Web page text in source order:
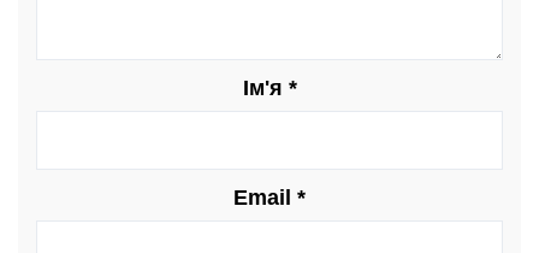
Ім'я *
Email *